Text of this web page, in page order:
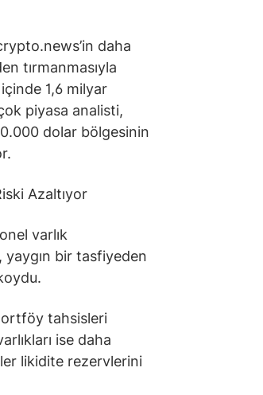
daha
tırmanmasıyla
1,6 milyar
piyasa analisti,
dolar bölgesinin
Azaltıyor
varlık
yaygın bir tasfiyeden
tahsisleri
ise daha
likidite rezervlerini